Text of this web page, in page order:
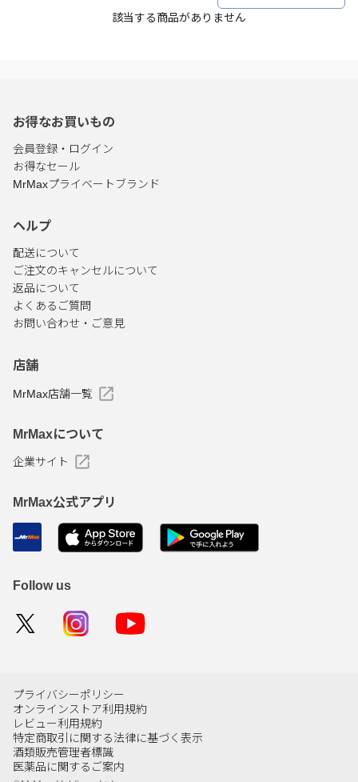
該当する商品がありません
お得なお買いもの
会員登録・ログイン
お得なセール
MrMaxプライベートブランド
ヘルプ
配送について
ご注文のキャンセルについて
返品について
よくあるご質問
お問い合わせ・ご意見
店舗
MrMax店舗一覧
MrMaxについて
企業サイト
MrMax公式アプリ
Follow us
プライバシーポリシー
オンラインストア利用規約
レビュー利用規約
特定商取引に関する法律に基づく表示
酒類販売管理者標識
医薬品に関するご案内